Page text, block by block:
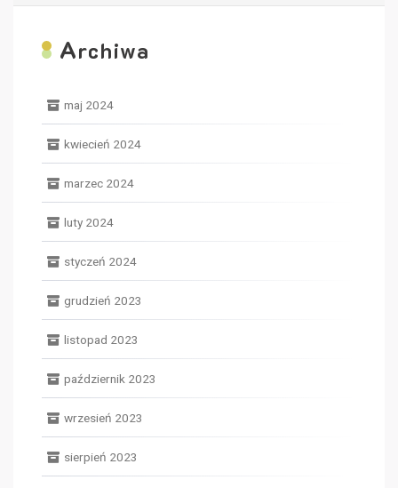
Archiwa
maj 2024
kwiecień 2024
marzec 2024
luty 2024
styczeń 2024
grudzień 2023
listopad 2023
październik 2023
wrzesień 2023
sierpień 2023